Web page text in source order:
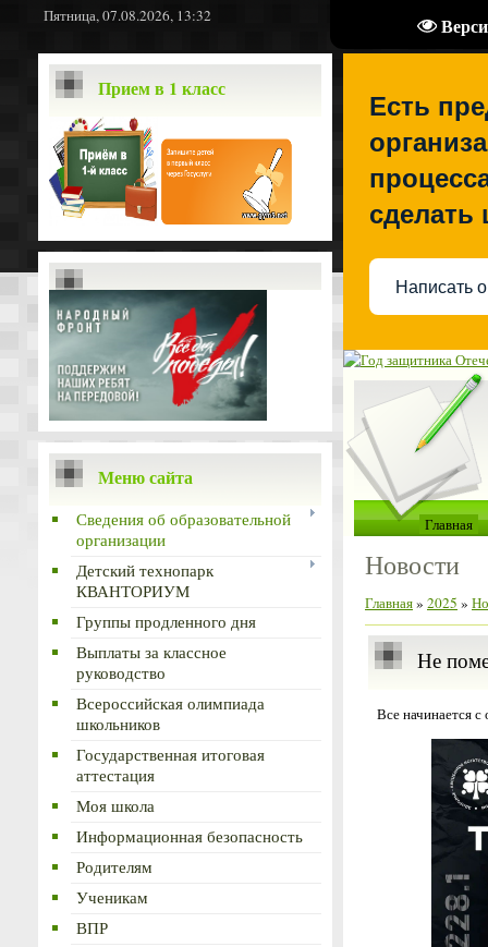
Пятница, 07.08.2026, 13:32
Прием в 1 класс
Меню сайта
Сведения об образовательной
организации
Детский технопарк
КВАНТОРИУМ
Группы продленного дня
Выплаты за классное
руководство
Всероссийская олимпиада
школьников
Государственная итоговая
аттестация
Моя школа
Информационная безопасность
Родителям
Ученикам
ВПР
Есть
сделать
Написать
Главная
Новости
Главная» 2025 »
Не
Все начинается